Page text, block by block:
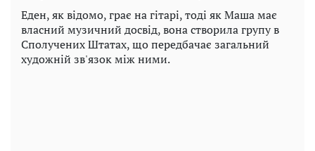
Еден, як відомо, грає на гітарі, тоді як Маша має
власний музичний досвід, вона створила групу в
Сполучених Штатах, що передбачає загальний
художній зв'язок між ними.